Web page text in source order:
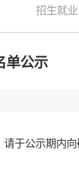
招生就业
单公示
于公示期内向